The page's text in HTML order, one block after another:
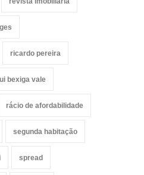
ricardo pereira
bexiga vale
rácio de afordabilidade
segunda habitação
spread